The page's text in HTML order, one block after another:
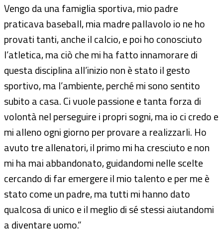
Vengo da una famiglia sportiva, mio padre
praticava baseball, mia madre pallavolo io ne ho
provati tanti, anche il calcio, e poi ho conosciuto
l’atletica, ma ciò che mi ha fatto innamorare di
questa disciplina all’inizio non è stato il gesto
sportivo, ma l’ambiente, perché mi sono sentito
subito a casa. Ci vuole passione e tanta forza di
volontà nel perseguire i propri sogni, ma io ci credo e
mi alleno ogni giorno per provare a realizzarli. Ho
avuto tre allenatori, il primo mi ha cresciuto e non
mi ha mai abbandonato, guidandomi nelle scelte
cercando di far emergere il mio talento e per me è
stato come un padre, ma tutti mi hanno dato
qualcosa di unico e il meglio di sé stessi aiutandomi
a diventare uomo.”